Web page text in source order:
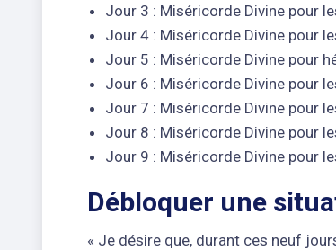
Jour 3 : Miséricorde Divine pour
Jour 4 : Miséricorde Divine pour
Jour 5 : Miséricorde Divine pour
Jour 6 : Miséricorde Divine pour
Jour 7 : Miséricorde Divine pour
Jour 8 : Miséricorde Divine pour
Jour 9 : Miséricorde Divine pour
Débloquer une
« Je désire que, durant ces neuf